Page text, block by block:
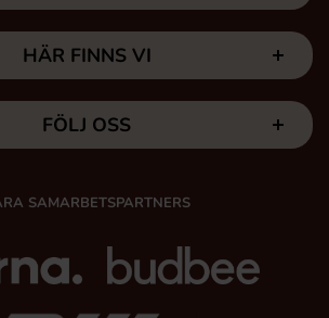
HÄR FINNS VI
FÖLJ OSS
SAMARBETSPARTNERS